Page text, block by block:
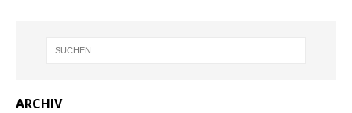
ARCHIV